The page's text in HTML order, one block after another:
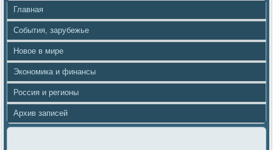
Главная
События, зарубежье
Новое в мире
Экономика и финансы
Россия и регионы
Архив записей